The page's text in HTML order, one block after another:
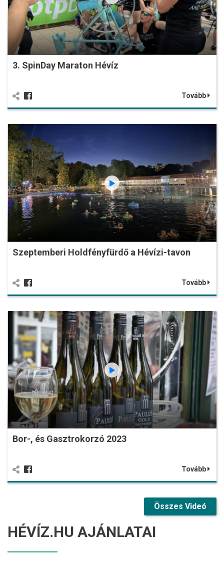
3. SpinDay Maraton Hévíz
Tovább
Szeptemberi Holdfényfürdő a Hévízi-tavon
Tovább
Bor-, és Gasztrokorzó 2023
Tovább
Összes Videó
HÉVÍZ.HU AJÁNLATAI